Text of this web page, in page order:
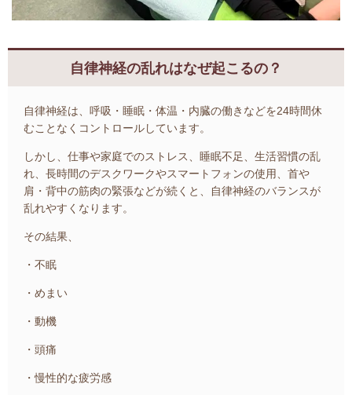
自律神経の乱れはなぜ起こるの？
自律神経は、呼吸・睡眠・体温・内臓の働きなどを24時間休
むことなくコントロールしています。
しかし、仕事や家庭でのストレス、睡眠不足、生活習慣の乱
れ、長時間のデスクワークやスマートフォンの使用、首や
肩・背中の筋肉の緊張などが続くと、自律神経のバランスが
乱れやすくなります。
その結果、
・不眠
・めまい
・動機
・頭痛
・慢性的な疲労感